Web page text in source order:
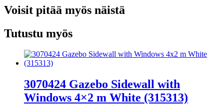
Voisit pitää myös näistä
Tutustu myös
3070424 Gazebo Sidewall with
Windows 4×2 m White (315313)